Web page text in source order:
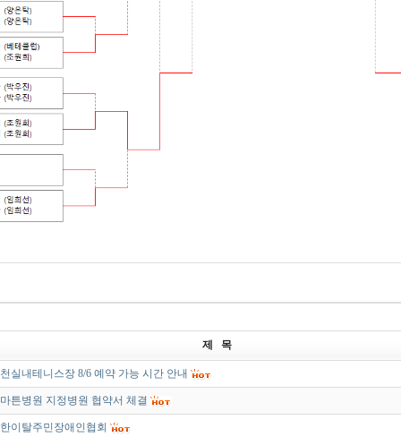
제 목
실내테니스장 8/6 예약 가능 시간 안내
튼병원 지정병원 협약서 체결
이탈주민장애인협회